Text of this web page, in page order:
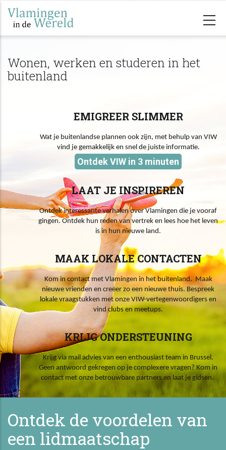
Skip
main
Wonen, werken en studeren in het
buitenland
EMIGREER SLIMMER
Wat je buitenlandse plannen ook zijn, met behulp van VIW
vind je gemakkelijk en snel de juiste informatie.
Ontdek VIW in 3 minuten
LAAT JE INSPIREREN
Ontdek interessante verhalen over Vlamingen die je vooraf
gingen. Ontdek hun reden van vertrek en lees hoe het leven
is in hun nieuwe land.
MAAK LOKALE CONTACTEN
Kom in contact met Vlamingen in het buitenland. Maak
nieuwe vrienden en creëer zo een nieuwe thuis. Bespreek
lokale vraagstukken met onze VIW-vertegenwoordigers en
vind clubs en meetups.
KRIJG ONDERSTEUNING
Krijg via mail advies van een enthousiast team in Brussel.
Geen antwoord gekregen op je complexere vragen? Kom in
contact met onze betrouwbare partners en laat je gidsen.
Ontdek de voordelen van
een lidmaatschap